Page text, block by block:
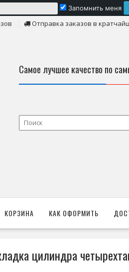
Запомнить меня
Отправка заказов в
Самое лучшее качество по
КОРЗИНА КАК ОФОРМИТЬ
цилиндра